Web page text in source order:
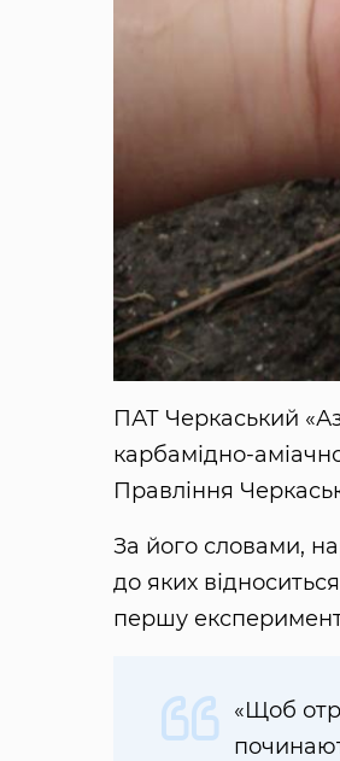
ПАТ Черкаський
карбамідно-
Правління
За його словами,
до яких
першу
«Щоб